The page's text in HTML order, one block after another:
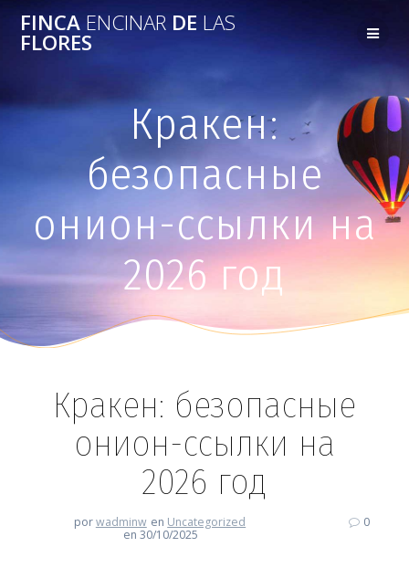
FINCAENCINAR DE LAS
FLORES
Кракен:
безопасные
онион-ссылки на
2026 год
Кракен: безопасные
онион-ссылки на
2026 год
porwadminw en Uncategorized
en 30/10/2025
0